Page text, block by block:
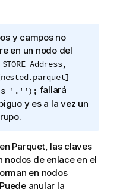
y campos no
en un nodo del
STORE Address,
is '.''); fallará
y es a la vez un
Parquet, las claves
nodos de enlace en el
en nodos
anular la